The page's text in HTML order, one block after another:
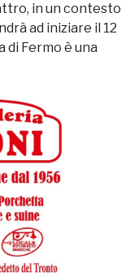
in un contesto
ad iniziare il 12
di Fermo è una